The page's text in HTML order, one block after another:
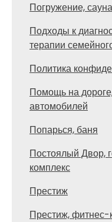
Погружение, сауна
Подходы к
терапии
Политика
Помощь на
автомобилей
Попарься, баня
Постоялый Двор,
комплекс
Престиж
Престиж, фитнес-